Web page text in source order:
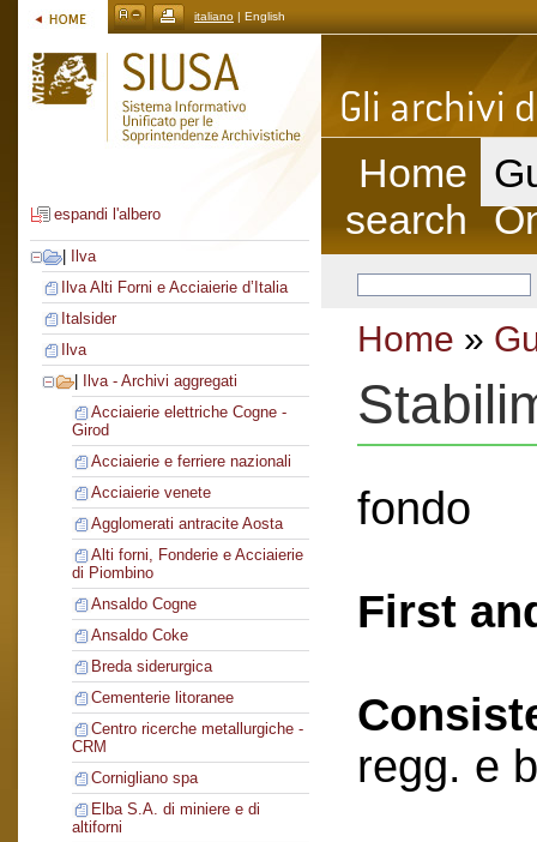
italiano | English
espandi l'albero
Ilva
Ilva Alti Forni e Acciaierie d’Italia
Italsider
Ilva
Ilva - Archivi aggregati
Acciaierie elettriche Cogne -
Girod
Acciaierie e ferriere nazionali
Acciaierie venete
Agglomerati antracite Aosta
Alti forni, Fonderie e Acciaierie
di Piombino
Ansaldo Cogne
Ansaldo Coke
Breda siderurgica
Cementerie litoranee
Centro ricerche metallurgiche -
CRM
Cornigliano spa
Elba S.A. di miniere e di
altiforni
Home
search
Home »
fondo
First
regg. e